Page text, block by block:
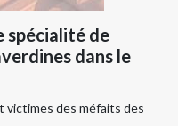
spécialité de
dans le
victimes des méfaits des